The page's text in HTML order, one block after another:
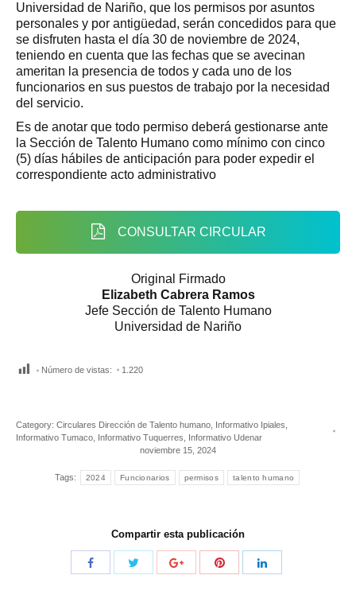
Universidad de Nariño, que los permisos por asuntos
personales y por antigüedad, serán concedidos para que
se disfruten hasta el día 30 de noviembre de 2024,
teniendo en cuenta que las fechas que se avecinan
ameritan la presencia de todos y cada uno de los
funcionarios en sus puestos de trabajo por la necesidad
del servicio.
Es de anotar que todo permiso deberá gestionarse ante
la Sección de Talento Humano como mínimo con cinco
(5) días hábiles de anticipación para poder expedir el
correspondiente acto administrativo
CONSULTAR CIRCULAR
Original Firmado
Elizabeth Cabrera Ramos
Jefe Sección de Talento Humano
Universidad de Nariño
Número de vistas: 1.220
Category: Circulares Dirección de Talento humano Informativo Ipiales
Informativo Tumaco Informativo Tuquerres
Informativo Udenar
noviembre 15, 2024
Tags: 2024 Funcionarios permisos talento humano
Compartir esta publicación